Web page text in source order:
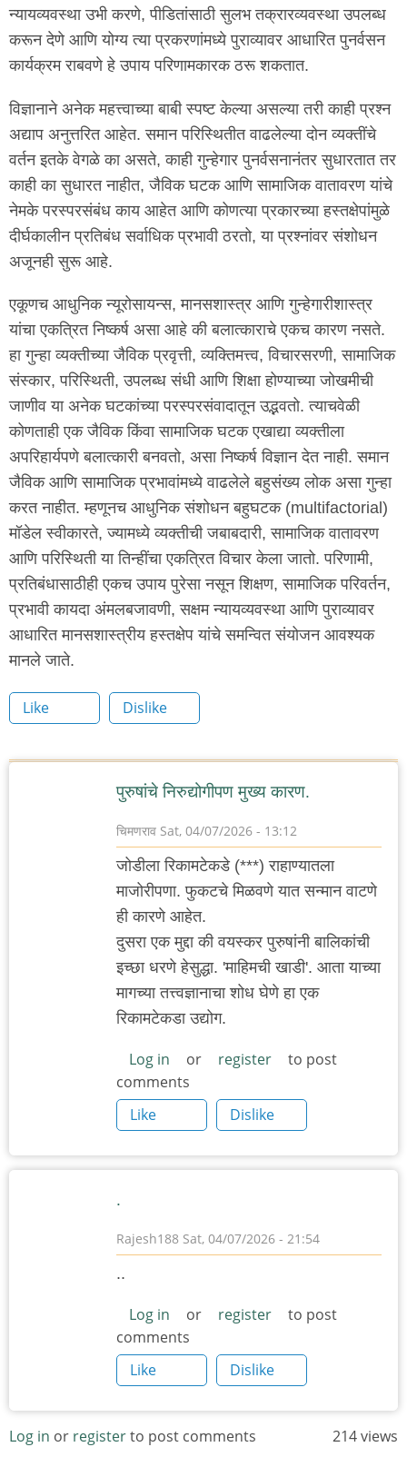
न्यायव्यवस्था उभी करणे, पीडितांसाठी सुलभ तक्रारव्यवस्था उपलब्ध
करून देणे आणि योग्य त्या प्रकरणांमध्ये पुराव्यावर आधारित पुनर्वसन
कार्यक्रम राबवणे हे उपाय परिणामकारक ठरू शकतात.
विज्ञानाने अनेक महत्त्वाच्या बाबी स्पष्ट केल्या असल्या तरी काही प्रश्न
अद्याप अनुत्तरित आहेत. समान परिस्थितीत वाढलेल्या दोन व्यक्तींचे
वर्तन इतके वेगळे का असते, काही गुन्हेगार पुनर्वसनानंतर सुधारतात तर
काही का सुधारत नाहीत, जैविक घटक आणि सामाजिक वातावरण यांचे
नेमके परस्परसंबंध काय आहेत आणि कोणत्या प्रकारच्या हस्तक्षेपांमुळे
दीर्घकालीन प्रतिबंध सर्वाधिक प्रभावी ठरतो, या प्रश्नांवर संशोधन
अजूनही सुरू आहे.
एकूणच आधुनिक न्यूरोसायन्स, मानसशास्त्र आणि गुन्हेगारीशास्त्र
यांचा एकत्रित निष्कर्ष असा आहे की बलात्काराचे एकच कारण नसते.
हा गुन्हा व्यक्तीच्या जैविक प्रवृत्ती, व्यक्तिमत्त्व, विचारसरणी, सामाजिक
संस्कार, परिस्थिती, उपलब्ध संधी आणि शिक्षा होण्याच्या जोखमीची
जाणीव या अनेक घटकांच्या परस्परसंवादातून उद्भवतो. त्याचवेळी
कोणताही एक जैविक किंवा सामाजिक घटक एखाद्या व्यक्तीला
अपरिहार्यपणे बलात्कारी बनवतो, असा निष्कर्ष विज्ञान देत नाही. समान
जैविक आणि सामाजिक प्रभावांमध्ये वाढलेले बहुसंख्य लोक असा गुन्हा
करत नाहीत. म्हणूनच आधुनिक संशोधन बहुघटक (multifactorial)
मॉडेल स्वीकारते, ज्यामध्ये व्यक्तीची जबाबदारी, सामाजिक वातावरण
आणि परिस्थिती या तिन्हींचा एकत्रित विचार केला जातो. परिणामी,
प्रतिबंधासाठीही एकच उपाय पुरेसा नसून शिक्षण, सामाजिक परिवर्तन,
प्रभावी कायदा अंमलबजावणी, सक्षम न्यायव्यवस्था आणि पुराव्यावर
आधारित मानसशास्त्रीय हस्तक्षेप यांचे समन्वित संयोजन आवश्यक
मानले जाते.
Like Dislike
पुरुषांचे निरुद्योगीपण मुख्य कारण.
चिमणराव Sat, 04/07/2026 - 13:12
जोडीला रिकामटेकडे (***) राहाण्यातला
माजोरीपणा. फुकटचे मिळवणे यात सन्मान वाटणे
ही कारणे आहेत.
दुसरा एक मुद्दा की वयस्कर पुरुषांनी बालिकांची
इच्छा धरणे हेसुद्धा. 'माहिमची खाडी'. आता याच्या
मागच्या तत्त्वज्ञानाचा शोध घेणे हा एक
रिकामटेकडा उद्योग.
Log in or register
to post
comments
Like
Dislike
.
Rajesh188 Sat, 04/07/2026 - 21:54
..
Log in or register
to post
comments
Like
Dislike
Log in or registerto post comments 214 views